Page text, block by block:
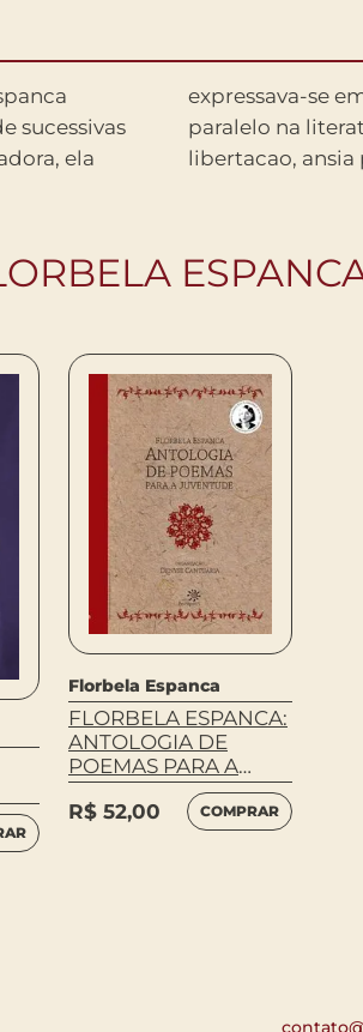
sucessivas
ela
sem
com
libertacao, ansia
Florbela Espanca
FLORBELA ESPANCA:
ANTOLOGIA DE
POEMAS PARA A
JUVENTUDE
R$ 52,00 COMPRAR